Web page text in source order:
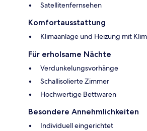
Satellitenfernsehen
Komfortausstattung
Klimaanlage und Heizung mit
Für erholsame Nächte
Verdunkelungsvorhänge
Schallisolierte Zimmer
Hochwertige Bettwaren
Besondere Annehmlichkeiten
Individuell eingerichtet